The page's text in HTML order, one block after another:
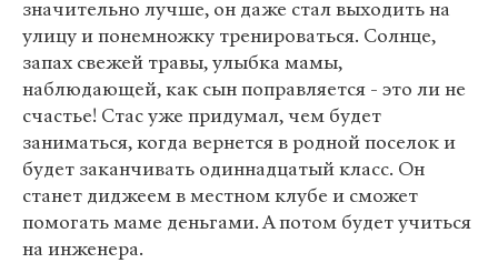
значительно лучше, он даже стал выходить на
улицу и понемножку тренироваться. Солнце,
запах свежей травы, улыбка мамы,
наблюдающей, как сын поправляется - это ли не
счастье! Стас уже придумал, чем будет
заниматься, когда вернется в родной поселок и
будет заканчивать одиннадцатый класс. Он
станет диджеем в местном клубе и сможет
помогать маме деньгами. А потом будет учиться
на инженера.